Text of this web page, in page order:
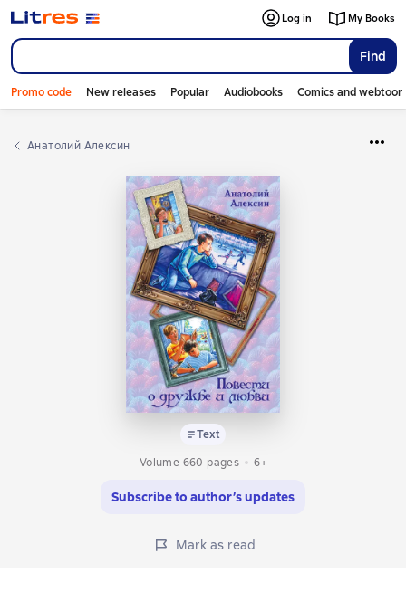
Find
Log in My Books
Promo code New releases Popular Audiobooks Comics and
Анатолий Алексин
Text
Volume 660 pages
6+
Subscribe to author’s updates
Mark as read